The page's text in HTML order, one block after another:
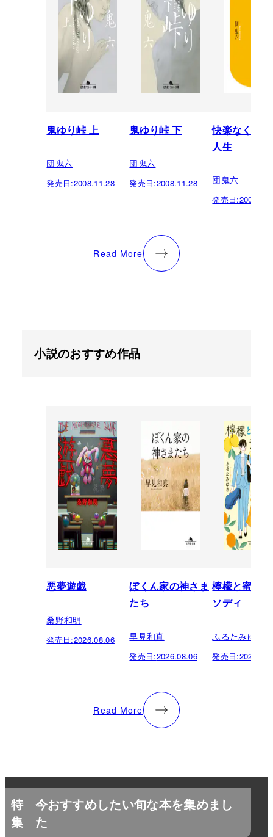
鬼ゆり峠 上
団鬼六
発売日:2008.11.28
鬼ゆり峠 下
団鬼六
発売日:2008.11.28
快楽なくし
人生
団鬼六
発売日:
Read More
小説のおすすめ作品
悪夢遊戯
桑野和明
発売日:2026.08.06
ぼくん家の神さま
たち
早見和真
発売日:2026.08.06
檸檬と蜜柑
ソディ
ふるたみゆき
発売日:
Read More
特
集
今おすすめしたい旬な本を集めまし
た